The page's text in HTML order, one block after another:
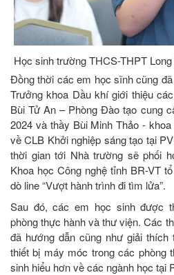
Học sinh trường THCS-THPT
Đồng thời các em học sĩnh cũng
Trưởng khoa Dầu khí giới thiệu
Bùi Tử An – Phòng Đào tạo cung
2024 và thầy Bùi Minh Thảo -
về CLB Khởi nghiệp sáng tạo tại
thời gian tới Nhà trường sẽ phối
Khoa học Công nghệ tỉnh BR-VT
dò line “Vượt hành trình đi tìm lửa”.
Sau đó, các em học sinh được
phòng thực hành và thư viện. Các
đã hướng dẫn cũng như giải
thiết bị máy móc trong các phòng
sinh hiểu hơn về các ngành học tại